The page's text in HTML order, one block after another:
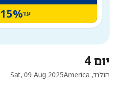
עד15%
יום 4
Sat, 09 Aug 2025 הולנד, America